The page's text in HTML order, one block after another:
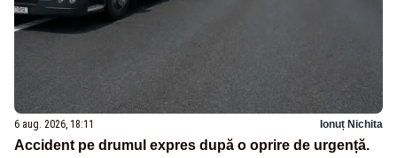
6 aug. 2026, 18:11 Ionuț Nichita
Accident pe drumul expres după o oprire de urgență.